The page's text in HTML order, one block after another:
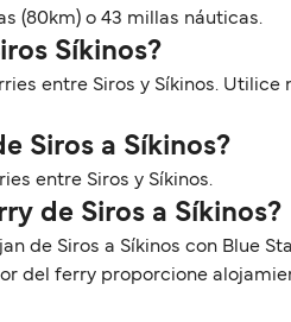
(80km) o 43 millas náuticas.
Síkinos?
entre Siros y Síkinos.
Siros a Síkinos?
entre Siros y Síkinos.
de Siros a Síkinos?
de Siros a Síkinos con Blue
del ferry proporcione